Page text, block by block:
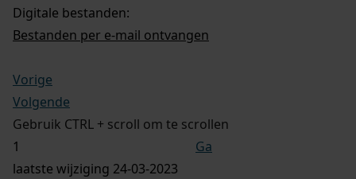
Digitale bestanden:
Bestanden per e-mail ontvangen
Vorige
Volgende
Gebruik CTRL + scroll om te scrollen
Ga
laatste wijziging 24-03-2023